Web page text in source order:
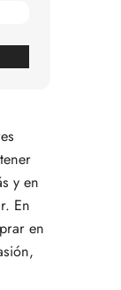
Ninot
compras
Mercat
en el
del Ninot
y en
En
en